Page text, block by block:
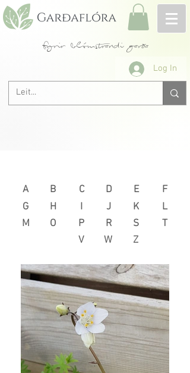
fyrir blómstrandi garða
Log In
A
G
M
B
H
O
C D
E
I
J
K
P
R
S
V
W Z
F
L
T